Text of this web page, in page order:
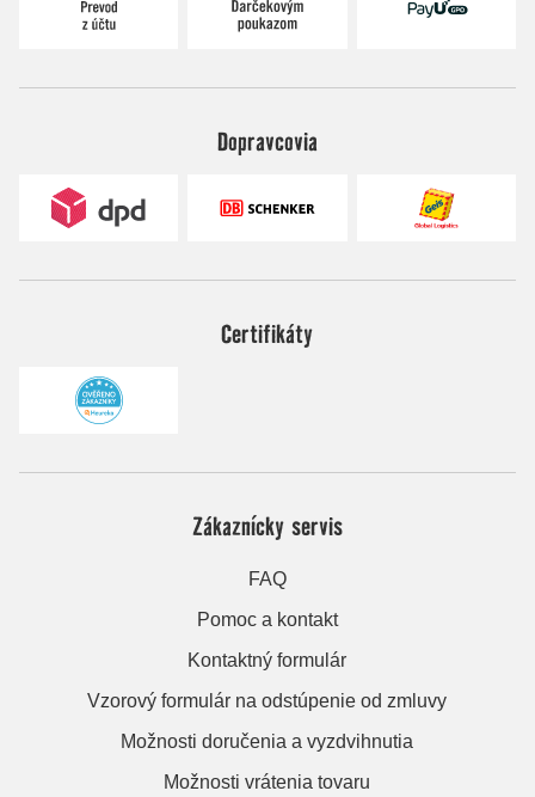
Dopravcovia
Certifikáty
Zákaznícky servis
FAQ
Pomoc a kontakt
Kontaktný formulár
Vzorový formulár na odstúpenie od zmluvy
Možnosti doručenia a vyzdvihnutia
Možnosti vrátenia tovaru